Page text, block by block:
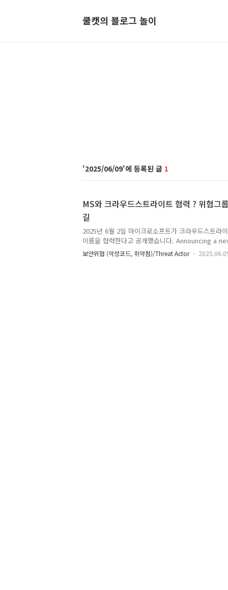
쿨캣의 블로그 놀이
2025/06/09 1
MS와 크라우드스트라이트 협력 ? 위협그
길
2025년 6월 2일 마이크로소프트가 크라우드스트라
이름을 협력한다고 공개했습니다. Announcing a
collaboration to bring clarity to threat actor
https://www.microsoft.com/en-
보안위협 (악성코드, 취약점)/Threat Actor